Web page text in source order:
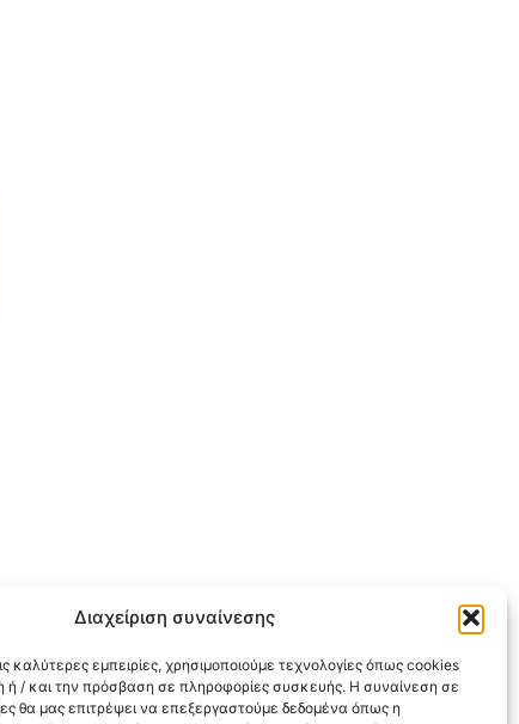
Διαχείριση συναίνεσης
καλύτερες εμπειρίες, χρησιμοποιούμε τεχνολογίες όπως cookies
ή / και την πρόσβαση σε πληροφορίες συσκευής. Η συναίνεση σε
θα μας επιτρέψει να επεξεργαστούμε δεδομένα όπως η